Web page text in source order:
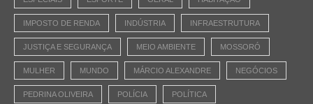
IMPOSTO DE RENDA INDÚSTRIA INFRAESTRUTURA
JUSTIÇA E SEGURANÇA MEIO AMBIENTE MOSSORÓ
MULHER MUNDO MÁRCIO ALEXANDRE NEGÓCIOS
PEDRINA OLIVEIRA POLÍCIA POLÍTICA